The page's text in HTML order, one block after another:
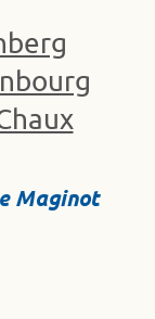
Maginot